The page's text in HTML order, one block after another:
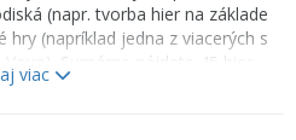
(napr. tvorba hier na základe
(napríklad jedna z viacerých s
Vovo). Sumárne nájdete 45 hier
aj úplne nových a originálnych,
viac